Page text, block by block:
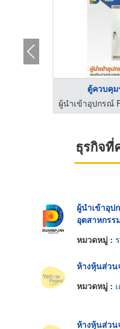
ตู้ควบคุม
ธุรกิจที่
ผู้นำเข้าอุป
อุตสาหกรร
หมวดหมู่ :
ห้างหุ้นส่ว
หมวดหมู่ :
ห้างหุ้นส่วน